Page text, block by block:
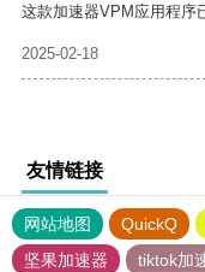
这款加速器VPM应用程序
2025-02-18
友情链接
网站地图 QuickQ
坚果加速器
tiktok加